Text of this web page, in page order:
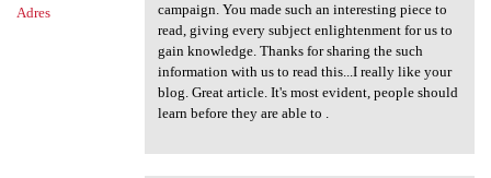
Adres
campaign. You made such an interesting piece to
read, giving every subject enlightenment for us to
gain knowledge. Thanks for sharing the such
information with us to read this...I really like your
blog. Great article. It's most evident, people should
learn before they are able to .